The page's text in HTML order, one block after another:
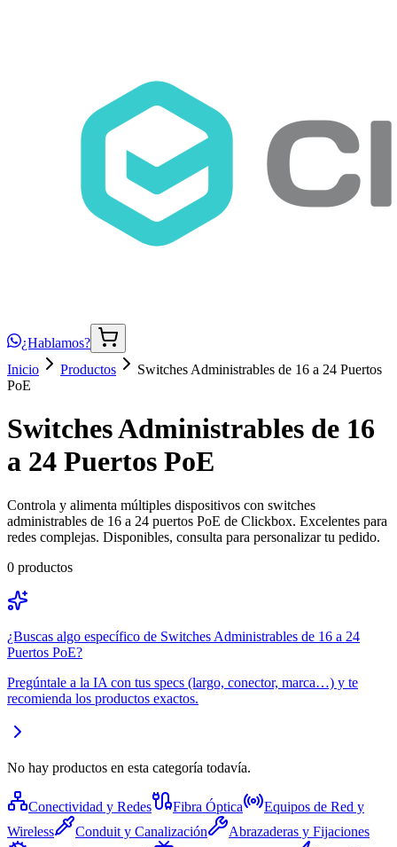
¿Hablamos?
Inicio
Productos
Switches Administrables de 16 a 24 Puertos
PoE
Switches Administrables de 16
a 24 Puertos PoE
Controla y alimenta múltiples dispositivos con switches
administrables de 16 a 24 puertos PoE de Clickbox. Excelentes para
redes complejas. Disponibles, consulta para personalizar tu pedido.
0 productos
¿Buscas algo específico de Switches Administrables de 16 a 24
Puertos PoE?
Pregúntale a la IA con tus specs (largo, conector, marca…) y te
recomienda los productos exactos.
No hay productos en esta categoría todavía.
Conectividad y Redes Fibra Óptica
Equipos de Red y
Wireless
Conduit y Canalización
Abrazaderas y Fijaciones